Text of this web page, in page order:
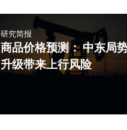
研究简报
商品价格预测： 中东局
升级带来上行风险